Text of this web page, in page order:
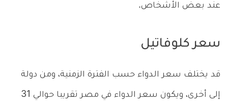
عند بعض الأشخاص.
سعر كلوفاتيل
قد يختلف سعر الدواء حسب الفترة الزمنية، ومن دولة
إلى أخرى، ويكون سعر الدواء في مصر تقريبا حوالي 31